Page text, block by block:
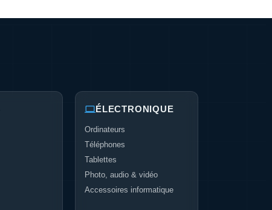
ÉLECTRONIQUE
Ordinateurs
Téléphones
Tablettes
Photo, audio & vidéo
Accessoires informatique